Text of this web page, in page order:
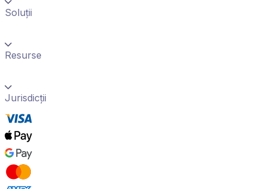
Soluții
Resurse
Jurisdicții